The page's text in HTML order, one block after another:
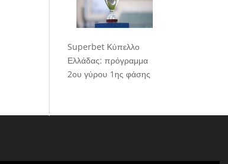
Superbet Κύπελλο
Ελλάδας: πρόγραμμα
2ου γύρου 1ης φάσης